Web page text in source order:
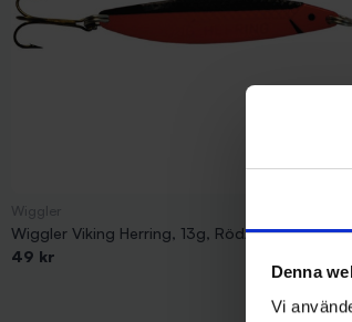
Denna
Vi
Wiggler Viking Herring, 13g, Röd/Svart
49 kr